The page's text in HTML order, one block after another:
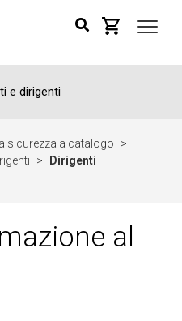
e dirigenti
sicurezza a catalogo
>
>
Dirigenti
al